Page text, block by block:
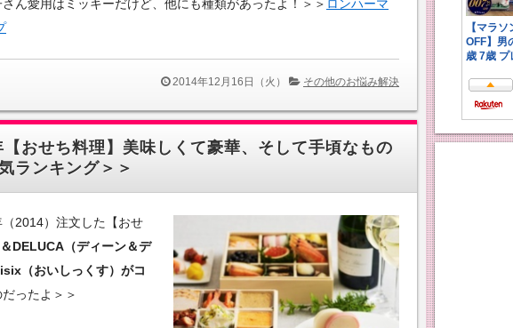
ん愛用はミッキーだけど、他にも種類があったよ！＞＞ ロンハーマ
2014年12月16日（火） その他のお悩み解決
おせち料理】美味しくて豪華、そして手頃なもの
ランキング＞＞
2014）注文した【おせ
DELUCA（ディーン＆デ
（おいしっくす）がコ
だったよ＞＞